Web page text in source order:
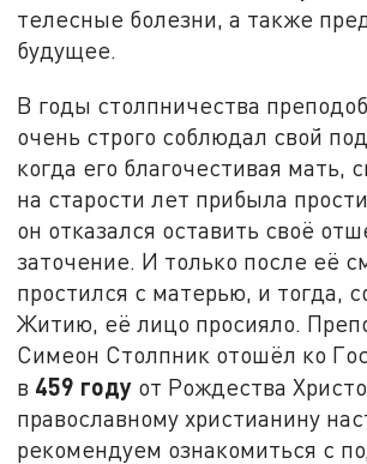
телесные болезни, а также
будущее.
В годы столпничества
очень строго соблюдал свой
когда его благочестивая мать,
на старости лет прибыла
он отказался оставить своё
заточение. И только после её
простился с матерью, и тогда,
Житию, её лицо просияло.
Симеон Столпник отошёл ко
в 459 году от Рождества
православному христианину
рекомендуем ознакомиться с